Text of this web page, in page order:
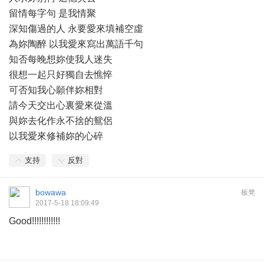
留情每字句 是我情聚
深知傷過的人 永要愛來填補空虛
為妳陶醉 以我愛來寫出萬語千句
知否每晚想妳使我人迷失
很想一起只好獨自去憔悴
可否知我心願伴妳相對
請今天交出心裏愛來從溫
與妳去化作永不捨的鴛侶
以我愛來修補妳的心碎
支持 反對
板凳
bowawa
2017-5-18 18:09:49
Good!!!!!!!!!!!!